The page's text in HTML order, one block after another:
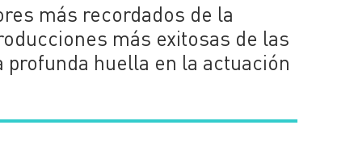
más recordados de la
más exitosas de las
huella en la actuación